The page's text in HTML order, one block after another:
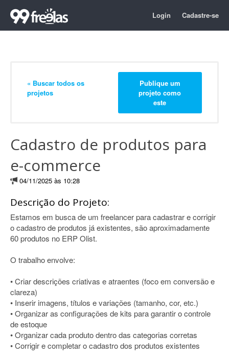
Login Cadastre-se
« Buscar todos os
projetos
Publique um
projeto como
este
Cadastro de produtos para
e-commerce
04/11/2025 às 10:28
Descrição do Projeto:
Estamos em busca de um freelancer para cadastrar e corrigir
o cadastro de produtos já existentes, são aproximadamente
60 produtos no ERP Olist.
O trabalho envolve:
• Criar descrições criativas e atraentes (foco em conversão e
clareza)
• Inserir imagens, títulos e variações (tamanho, cor, etc.)
• Organizar as configurações de kits para garantir o controle
de estoque
• Organizar cada produto dentro das categorias corretas
• Corrigir e completar o cadastro dos produtos existentes